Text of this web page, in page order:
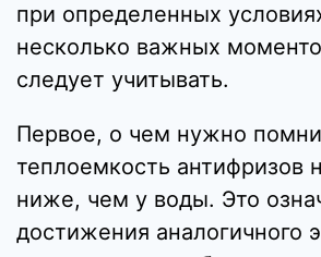
при определенных
несколько важных
следует учитывать.
Первое, о чем нужно
теплоемкость антифризов
ниже, чем у воды. Это
достижения аналогичного